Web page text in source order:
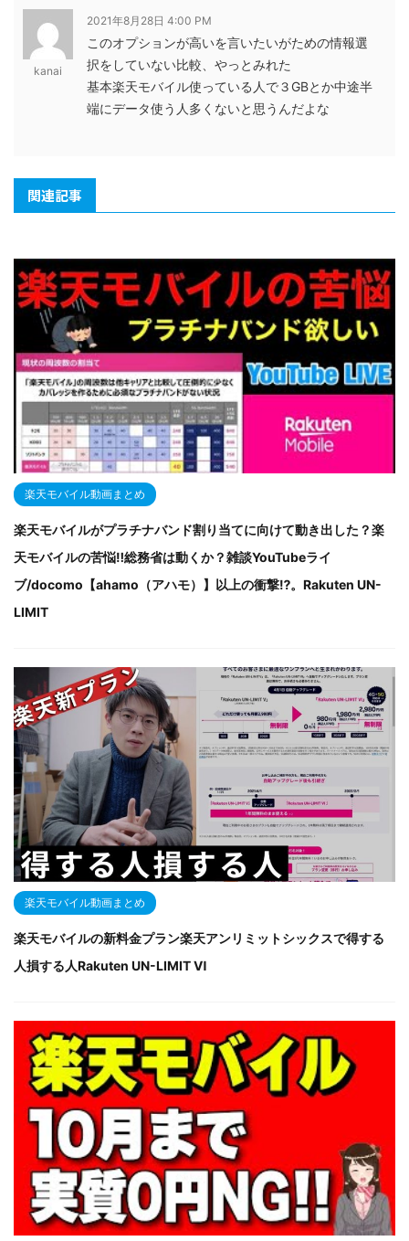
kanai
2021年8月28日 4:00 PM
このオプションが高いを言いたいがための情報選
択をしていない比較、やっとみれた
基本楽天モバイル使っている人で３GBとか中途半
端にデータ使う人多くないと思うんだよな
関連記事
楽天モバイル動画まとめ
楽天モバイルがプラチナバンド割り当てに向けて動き出した？楽
天モバイルの苦悩‼総務省は動くか？雑談YouTubeライ
ブ/docomo【ahamo（アハモ）】以上の衝撃⁉。Rakuten UN-
LIMIT
楽天モバイル動画まとめ
楽天モバイルの新料金プラン楽天アンリミットシックスで得する
人損する人Rakuten UN-LIMIT Ⅵ